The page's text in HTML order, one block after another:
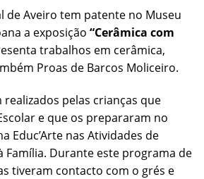
de Aveiro tem patente no Museu
a exposição “Cerâmica com
trabalhos em cerâmica,
Proas de Barcos Moliceiro.
pelas crianças que
e que os prepararam no
Educ’Arte nas Atividades de
Família. Durante este programa de
tiveram contacto com o grés e